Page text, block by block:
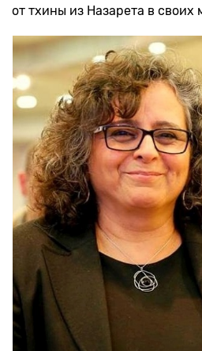
от тхины из Назарета в своих